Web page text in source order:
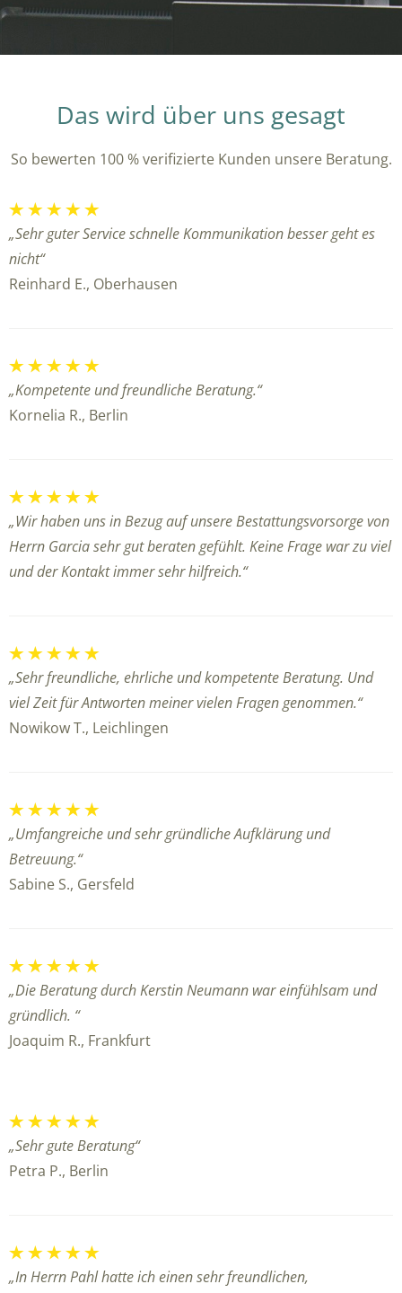
Das wird über uns gesagt
So bewerten 100 % verifizierte Kunden unsere Beratung.
„Sehr guter Service schnelle Kommunikation besser geht es
nicht“
Reinhard E., Oberhausen
„Kompetente und freundliche Beratung.“
Kornelia R., Berlin
„Wir haben uns in Bezug auf unsere Bestattungsvorsorge von
Herrn Garcia sehr gut beraten gefühlt. Keine Frage war zu viel
und der Kontakt immer sehr hilfreich.“
„Sehr freundliche, ehrliche und kompetente Beratung. Und
viel Zeit für Antworten meiner vielen Fragen genommen.“
Nowikow T., Leichlingen
„Umfangreiche und sehr gründliche Aufklärung und
Betreuung.“
Sabine S., Gersfeld
„Die Beratung durch Kerstin Neumann war einfühlsam und
gründlich. “
Joaquim R., Frankfurt
„Sehr gute Beratung“
Petra P., Berlin
„In Herrn Pahl hatte ich einen sehr freundlichen,